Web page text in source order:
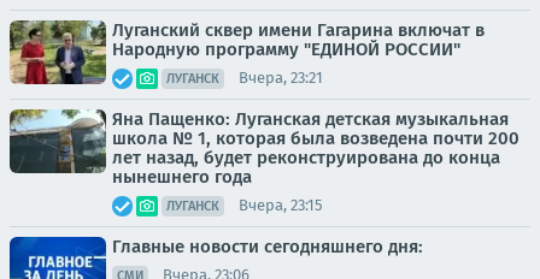
Луганский сквер имени Гагарина включат в
Народную программу "ЕДИНОЙ РОССИИ"
ЛУГАНСК Вчера, 23:21
Яна Пащенко: Луганская детская музыкальная
школа № 1, которая была возведена почти 200
лет назад, будет реконструирована до конца
нынешнего года
ЛУГАНСК Вчера, 23:15
Главные новости сегодняшнего дня:
СМИ Вчера, 23:06